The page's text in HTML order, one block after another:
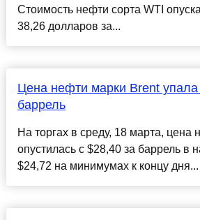
Стоимость нефти сорта WTI
38,26 долларов за...
Цена нефти марки Brent
баррель
На торгах в среду, 18 марта, цена
опустилась с $28,40 за баррель в
$24,72 на минимумах к концу дня...